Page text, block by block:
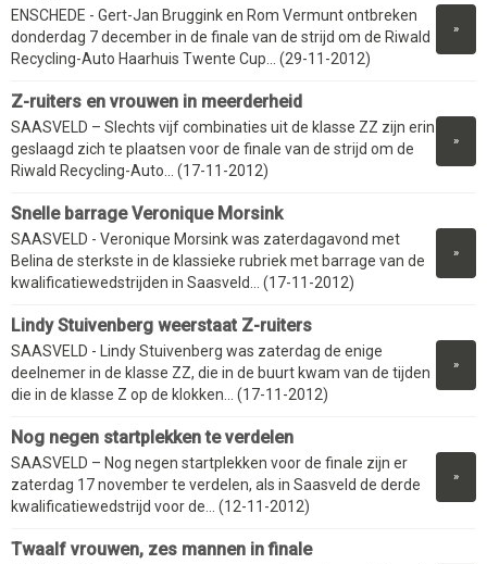
»
ENSCHEDE - Gert-Jan Bruggink en Rom Vermunt ontbreken
donderdag 7 december in de finale van de strijd om de Riwald
Recycling-Auto Haarhuis Twente Cup... (29-11-2012)
Z-ruiters en vrouwen in meerderheid
»
SAASVELD – Slechts vijf combinaties uit de klasse ZZ zijn erin
geslaagd zich te plaatsen voor de finale van de strijd om de
Riwald Recycling-Auto... (17-11-2012)
Snelle barrage Veronique Morsink
»
SAASVELD - Veronique Morsink was zaterdagavond met
Belina de sterkste in de klassieke rubriek met barrage van de
kwalificatiewedstrijden in Saasveld... (17-11-2012)
Lindy Stuivenberg weerstaat Z-ruiters
»
SAASVELD - Lindy Stuivenberg was zaterdag de enige
deelnemer in de klasse ZZ, die in de buurt kwam van de tijden
die in de klasse Z op de klokken... (17-11-2012)
Nog negen startplekken te verdelen
»
SAASVELD – Nog negen startplekken voor de finale zijn er
zaterdag 17 november te verdelen, als in Saasveld de derde
kwalificatiewedstrijd voor de... (12-11-2012)
Twaalf vrouwen, zes mannen in finale